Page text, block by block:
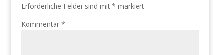
Erforderliche Felder sind mit * markiert
Kommentar *